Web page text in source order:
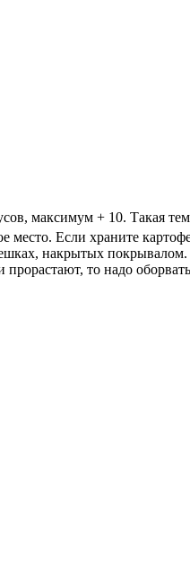
максимум + 10. Такая
Если храните
накрытых покрывалом.
то надо